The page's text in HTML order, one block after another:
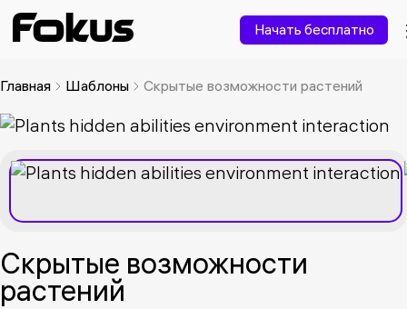
Начать бесплатно
Главная Шаблоны Скрытые возможности растений
Скрытые возможности
растений